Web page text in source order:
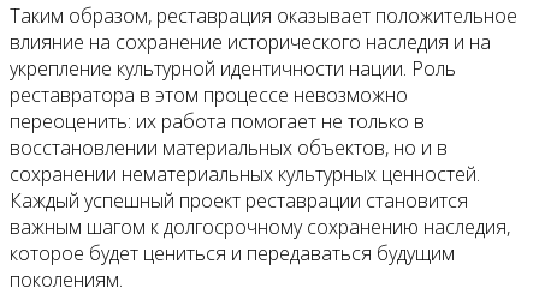
Таким образом, реставрация оказывает положительное
влияние на сохранение исторического наследия и на
укрепление культурной идентичности нации. Роль
реставратора в этом процессе невозможно
переоценить: их работа помогает не только в
восстановлении материальных объектов, но и в
сохранении нематериальных культурных ценностей.
Каждый успешный проект реставрации становится
важным шагом к долгосрочному сохранению наследия,
которое будет цениться и передаваться будущим
поколениям.